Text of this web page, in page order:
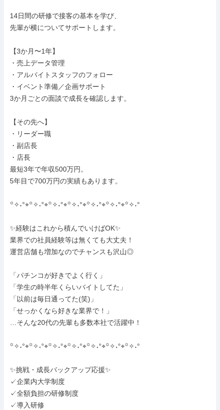
14日間の研修で接客の基本を学び、
先輩が横についてサポートします。
【3か月〜1年】
・売上データ管理
・アルバイトスタッフのフォロー
・イベント準備／企画サポート
3か月ごとの面談で成長を確認します。
【その先へ】
・リーダー職
・副店長
・店長
最短3年で年収500万円。
5年目で700万円の実績もあります。
꙳✧˖°⌖꙳✧˖°⌖꙳✧˖°⌖꙳✧˖°⌖꙳✧˖°⌖꙳✧˖°⌖꙳✧˖°
✨経験はこれから積んでいけばOK✨
業界での社員経験等は無くても大丈夫！
運営店舗も増加なのでチャンスも沢山◎
「パチンコが好きでよく行く」
「学生の時半年くらいバイトしてた」
「以前は毎日通ってた(笑)」
「せっかくなら好きな業界で！」
…そんな20代の先輩も多数本社で活躍中！
꙳✧˖°⌖꙳✧˖°⌖꙳✧˖°⌖꙳✧˖°⌖꙳✧˖°⌖꙳✧˖°⌖꙳✧˖°
✨挑戦・成長バックアップ応援✨
✓企業内大学制度
✓全額負担の研修制度
✓導入研修